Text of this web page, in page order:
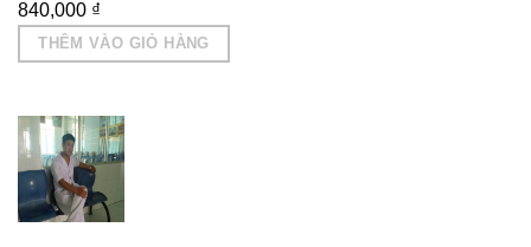
840,000 ₫
THÊM VÀO GIỎ HÀNG